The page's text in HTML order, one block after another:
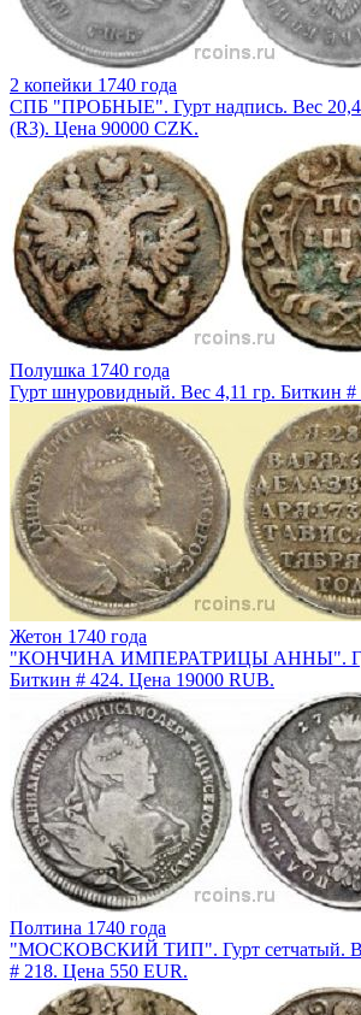
2 копейки 1740 года
СПБ "ПРОБНЫЕ". Гурт надпись. Вес
(R3). Цена 90000 CZK.
Полушка 1740 года
Гурт шнуровидный. Вес 4,11 гр. Биткин
Жетон 1740 года
"КОНЧИНА ИМПЕРАТРИЦЫ АННЫ".
Биткин # 424. Цена 19000 RUB.
Полтина 1740 года
"МОСКОВСКИЙ ТИП". Гурт сетчатый.
# 218. Цена 550 EUR.